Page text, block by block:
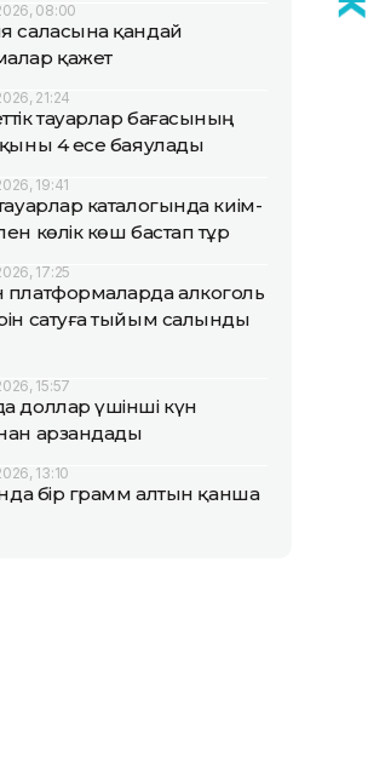
08:00
саласына қандай
қажет
21:24
тауарлар бағасының
4 есе баяулады
19:41
каталогында киім-
көлік көш бастап тұр
17:25
алкоголь
сатуға тыйым салынды
15:57
доллар үшінші күн
арзандады
13:10
бір грамм алтын қанша